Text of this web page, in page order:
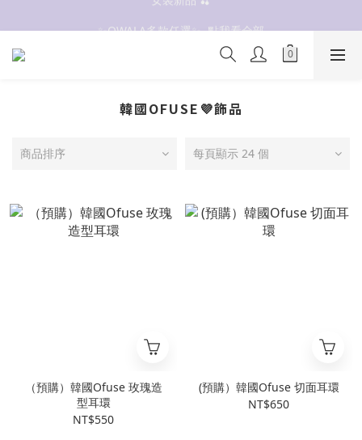
✨OWALA多款任選✨  點我看全部
抗UV 50+防曬外套 $299🧊🧊
韓國OFUSE💜飾品
商品排序 每頁顯示 24 個
（預購）韓國Ofuse 玫瑰造
型耳環
NT$550
(預購）韓國Ofuse 切面耳環
NT$650